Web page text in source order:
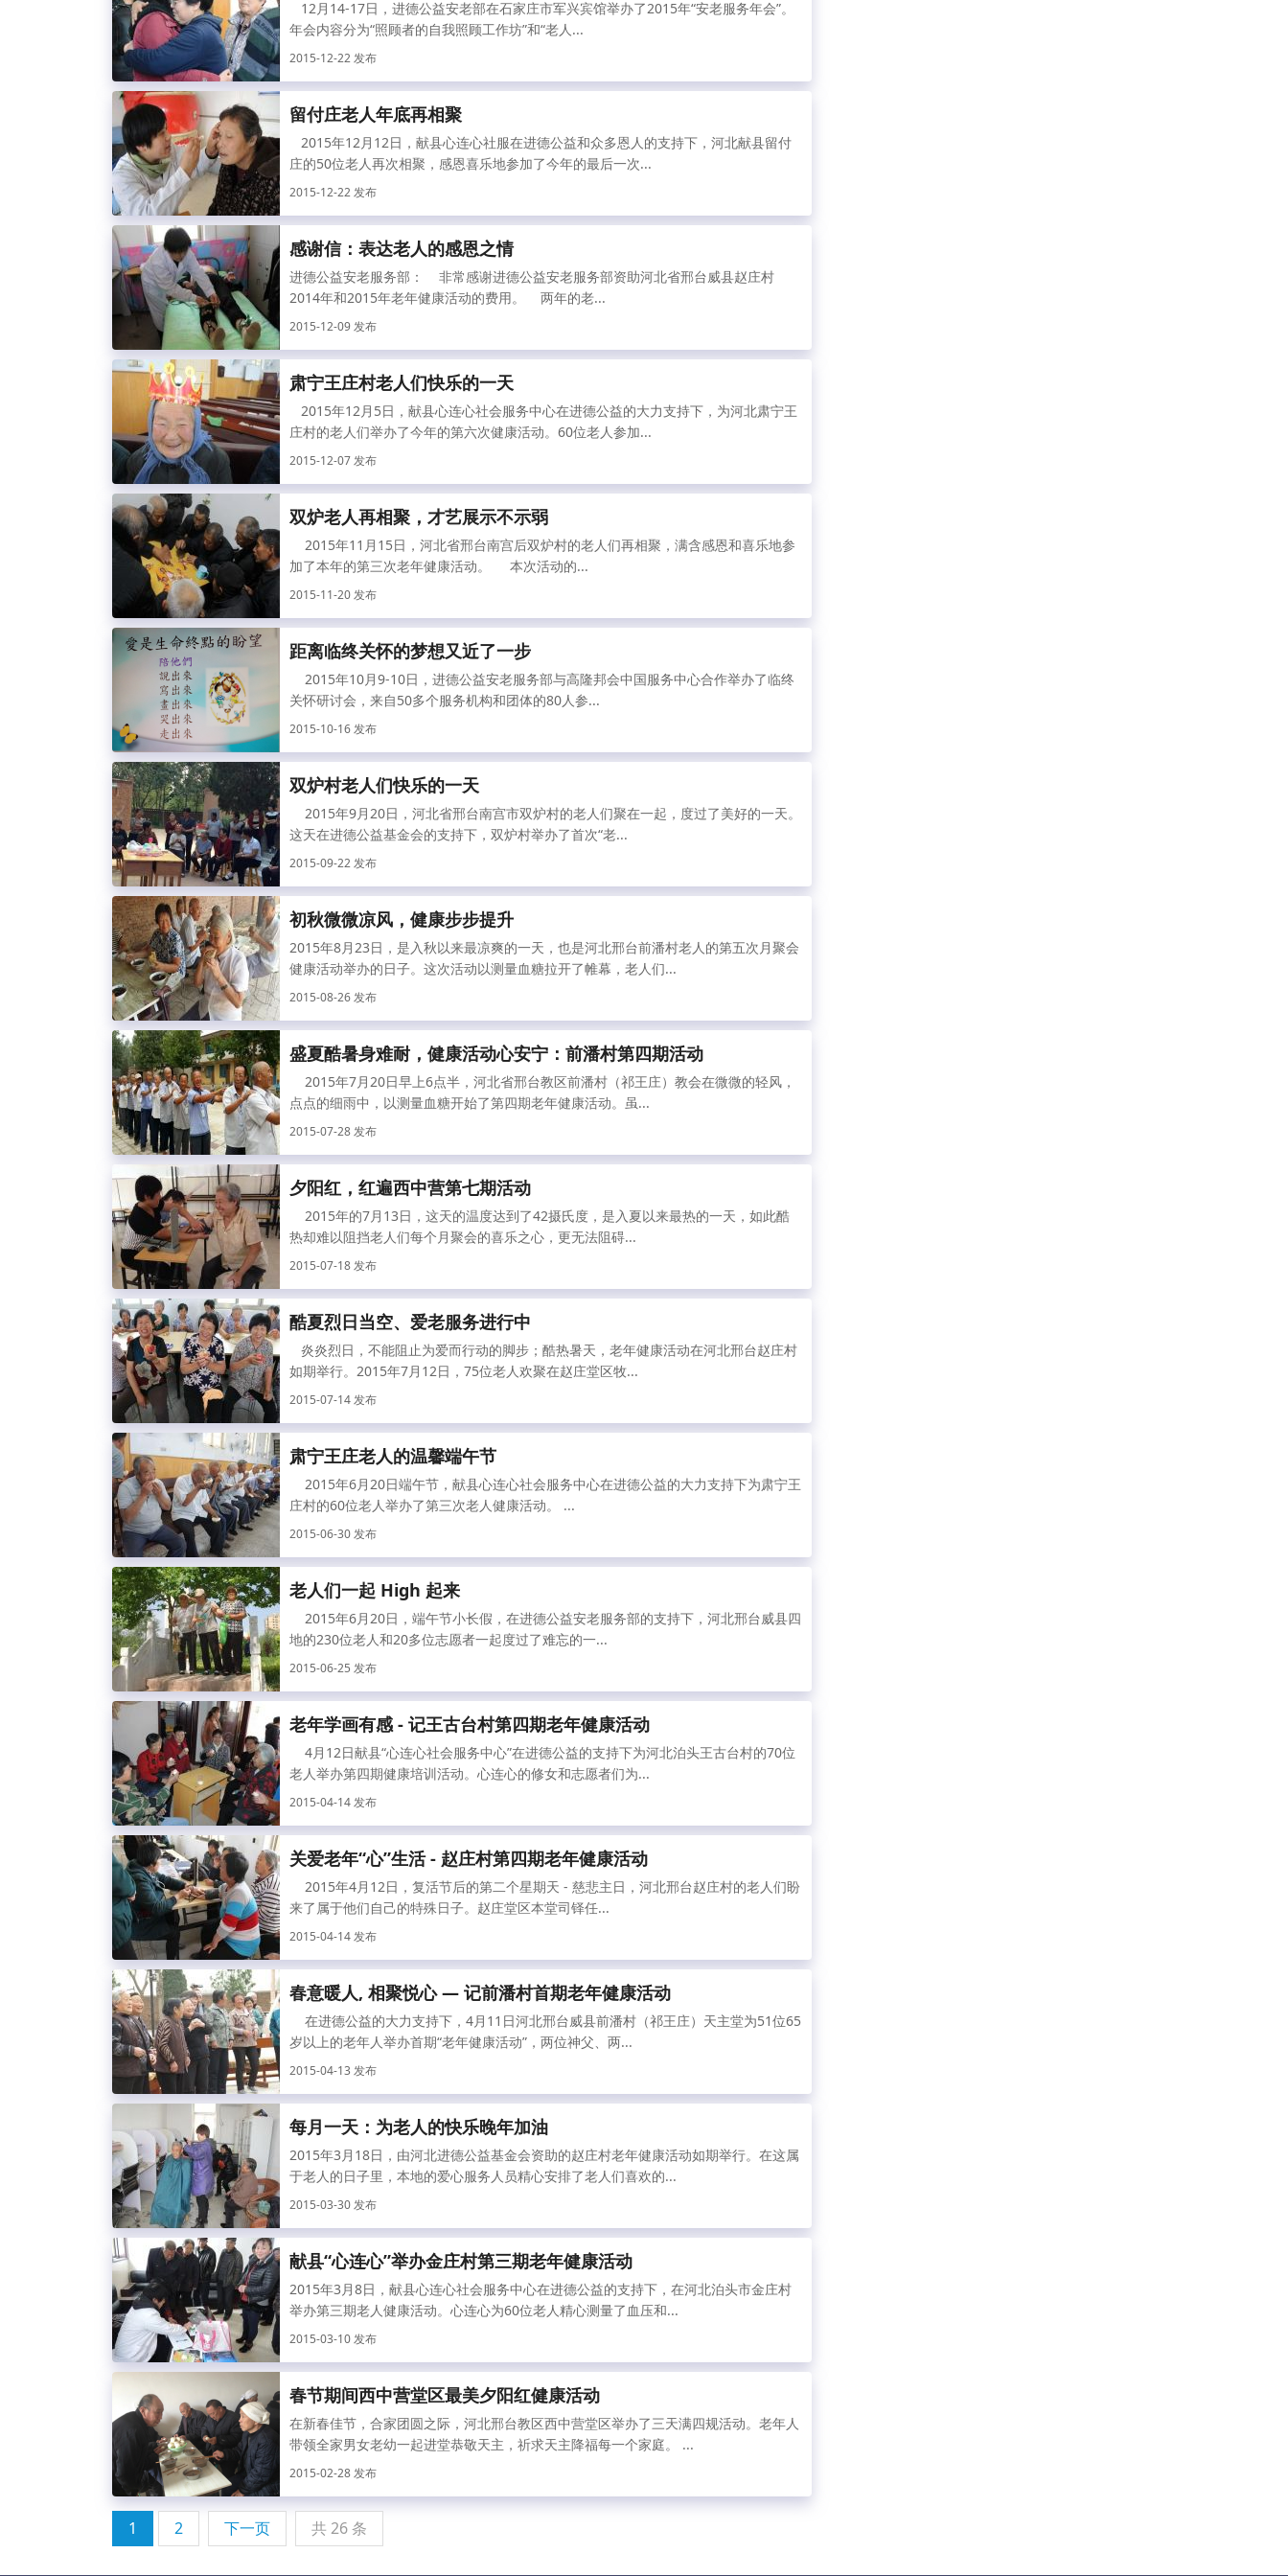
12月14-17日，进德公益安老部在石家庄市军兴宾馆举办了2015年“安老服务年会”。
年会内容分为“照顾者的自我照顾工作坊”和“老人...
2015-12-22 发布
留付庄老人年底再相聚
2015年12月12日，献县心连心社服在进德公益和众多恩人的支持下，河北献县留付
庄的50位老人再次相聚，感恩喜乐地参加了今年的最后一次...
2015-12-22 发布
感谢信：表达老人的感恩之情
进德公益安老服务部： 非常感谢进德公益安老服务部资助河北省邢台威县赵庄村
2014年和2015年老年健康活动的费用。 两年的老...
2015-12-09 发布
肃宁王庄村老人们快乐的一天
2015年12月5日，献县心连心社会服务中心在进德公益的大力支持下，为河北肃宁王
庄村的老人们举办了今年的第六次健康活动。60位老人参加...
2015-12-07 发布
双炉老人再相聚，才艺展示不示弱
2015年11月15日，河北省邢台南宫后双炉村的老人们再相聚，满含感恩和喜乐地参
加了本年的第三次老年健康活动。 本次活动的...
2015-11-20 发布
距离临终关怀的梦想又近了一步
2015年10月9-10日，进德公益安老服务部与高隆邦会中国服务中心合作举办了临终
关怀研讨会，来自50多个服务机构和团体的80人参...
2015-10-16 发布
双炉村老人们快乐的一天
2015年9月20日，河北省邢台南宫市双炉村的老人们聚在一起，度过了美好的一天。
这天在进德公益基金会的支持下，双炉村举办了首次“老...
2015-09-22 发布
初秋微微凉风，健康步步提升
2015年8月23日，是入秋以来最凉爽的一天，也是河北邢台前潘村老人的第五次月聚会
健康活动举办的日子。这次活动以测量血糖拉开了帷幕，老人们...
2015-08-26 发布
盛夏酷暑身难耐，健康活动心安宁：前潘村第四期活动
2015年7月20日早上6点半，河北省邢台教区前潘村（祁王庄）教会在微微的轻风，
点点的细雨中，以测量血糖开始了第四期老年健康活动。虽...
2015-07-28 发布
夕阳红，红遍西中营第七期活动
2015年的7月13日，这天的温度达到了42摄氏度，是入夏以来最热的一天，如此酷
热却难以阻挡老人们每个月聚会的喜乐之心，更无法阻碍...
2015-07-18 发布
酷夏烈日当空、爱老服务进行中
炎炎烈日，不能阻止为爱而行动的脚步；酷热暑天，老年健康活动在河北邢台赵庄村
如期举行。2015年7月12日，75位老人欢聚在赵庄堂区牧...
2015-07-14 发布
肃宁王庄老人的温馨端午节
2015年6月20日端午节，献县心连心社会服务中心在进德公益的大力支持下为肃宁王
庄村的60位老人举办了第三次老人健康活动。 ...
2015-06-30 发布
老人们一起 High 起来
2015年6月20日，端午节小长假，在进德公益安老服务部的支持下，河北邢台威县四
地的230位老人和20多位志愿者一起度过了难忘的一...
2015-06-25 发布
老年学画有感 - 记王古台村第四期老年健康活动
4月12日献县“心连心社会服务中心”在进德公益的支持下为河北泊头王古台村的70位
老人举办第四期健康培训活动。心连心的修女和志愿者们为...
2015-04-14 发布
关爱老年“心”生活 - 赵庄村第四期老年健康活动
2015年4月12日，复活节后的第二个星期天 - 慈悲主日，河北邢台赵庄村的老人们盼
来了属于他们自己的特殊日子。赵庄堂区本堂司铎任...
2015-04-14 发布
春意暖人, 相聚悦心 — 记前潘村首期老年健康活动
在进德公益的大力支持下，4月11日河北邢台威县前潘村（祁王庄）天主堂为51位65
岁以上的老年人举办首期“老年健康活动”，两位神父、两...
2015-04-13 发布
每月一天：为老人的快乐晚年加油
2015年3月18日，由河北进德公益基金会资助的赵庄村老年健康活动如期举行。在这属
于老人的日子里，本地的爱心服务人员精心安排了老人们喜欢的...
2015-03-30 发布
献县“心连心”举办金庄村第三期老年健康活动
2015年3月8日，献县心连心社会服务中心在进德公益的支持下，在河北泊头市金庄村
举办第三期老人健康活动。心连心为60位老人精心测量了血压和...
2015-03-10 发布
春节期间西中营堂区最美夕阳红健康活动
在新春佳节，合家团圆之际，河北邢台教区西中营堂区举办了三天满四规活动。老年人
带领全家男女老幼一起进堂恭敬天主，祈求天主降福每一个家庭。 ...
2015-02-28 发布
1 2 下一页 共 26 条